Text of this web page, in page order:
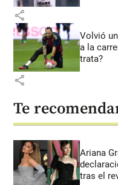
share
Volvió
a la
trata?
share
Te
Ariana
tras el